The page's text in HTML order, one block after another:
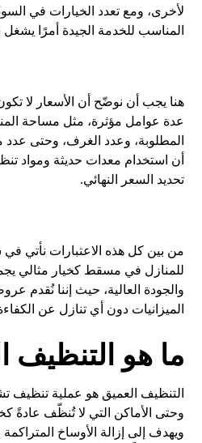
لأخرى، ومع تعدد الخيارات في
المناسب للخدمة الجيدة أمرًا يشغل
هنا يجب أن نوضّح أن الأسعار لا
عدة عوامل مؤثرة، مثل مساحة
المطلوبة، وعدد الغرف، وحتى عدد
أن استخدام معدات حديثة ومواد
تحديد السعر النهائي.
من بين كل هذه الاعتبارات نأتي
للمنازل في مسقط كخيار مثالي
والجودة العالية، حيث إننا نُقدم
الميزانيات دون أي تنازل عن
ما هو التنظيف
التنظيف العميق هو عملية تنظيف
وحتى الأماكن التي لا تُنظّف عادةً
ويهدف إلى إزالة الأوساخ